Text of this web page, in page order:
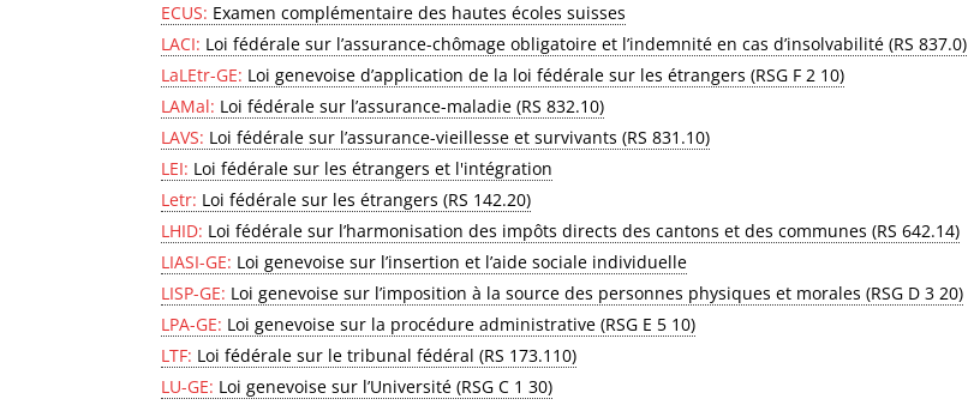
ECUS: Examen complémentaire des hautes écoles suisses
LACI: Loi fédérale sur l’assurance-chômage obligatoire et l’indemnité en cas d’insolvabilité (RS 837.0)
LaLEtr-GE: Loi genevoise d’application de la loi fédérale sur les étrangers (RSG F 2 10)
LAMal: Loi fédérale sur l’assurance-maladie (RS 832.10)
LAVS: Loi fédérale sur l’assurance-vieillesse et survivants (RS 831.10)
LEI: Loi fédérale sur les étrangers et l'intégration
Letr: Loi fédérale sur les étrangers (RS 142.20)
LHID: Loi fédérale sur l’harmonisation des impôts directs des cantons et des communes (RS 642.14)
LIASI-GE: Loi genevoise sur l’insertion et l’aide sociale individuelle
LISP-GE: Loi genevoise sur l’imposition à la source des personnes physiques et morales (RSG D 3 20)
LPA-GE: Loi genevoise sur la procédure administrative (RSG E 5 10)
LTF: Loi fédérale sur le tribunal fédéral (RS 173.110)
LU-GE: Loi genevoise sur l’Université (RSG C 1 30)